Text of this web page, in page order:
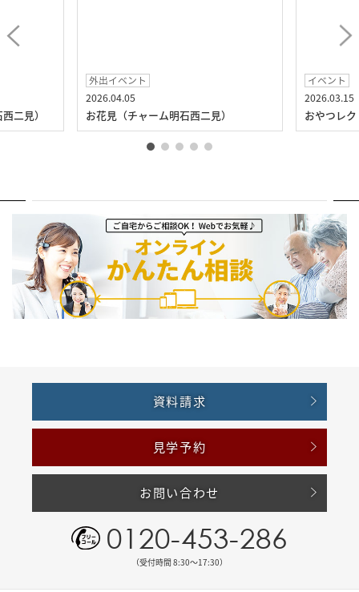
二見）
外出イベント
2026.04.05
お花見（チャーム明石西二見）
イベント
2026.03.15
おやつレ
資料請求
見学予約
お問い合わせ
0120-453-286
（受付時間 8:30〜17:30）